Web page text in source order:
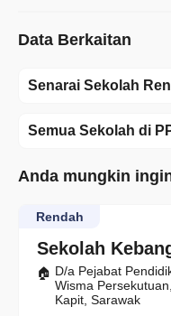
Data Berkaitan
Senarai Sekolah
Semua Sekolah di
Anda mungkin
Sekolah
Rendah
D/a Pejabat
Wisma
Kapit, Sarawak